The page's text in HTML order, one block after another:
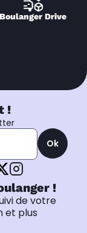
Boulanger Drive
!
Ok
!
de votre
et plus